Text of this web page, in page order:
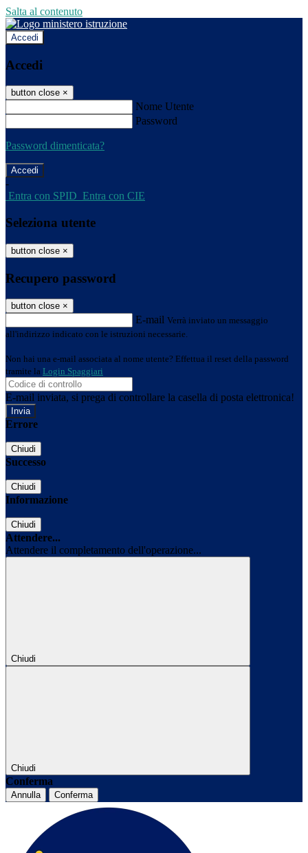
Salta al contenuto
Accedi
Accedi
button close ×
Nome Utente
Password
Password dimenticata?
-
Entra con SPID Entra con CIE
Seleziona utente
button close ×
Recupero password
button close ×
E-mail Verrà inviato un messaggio
all'indirizzo indicato con le istruzioni necessarie.
Non hai una e-mail associata al nome utente? Effettua il reset della password
tramite la Login Spaggiari
E-mail inviata, si prega di controllare la casella di posta elettronica!
Errore
Chiudi
Successo
Chiudi
Informazione
Chiudi
Attendere...
Attendere il completamento dell'operazione...
Chiudi
Chiudi
Conferma
Annulla Conferma